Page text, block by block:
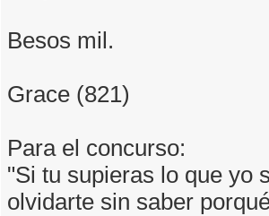
Besos mil.
Grace (821)
Para el concurso:
"Si tu supieras lo que yo
olvidarte sin saber